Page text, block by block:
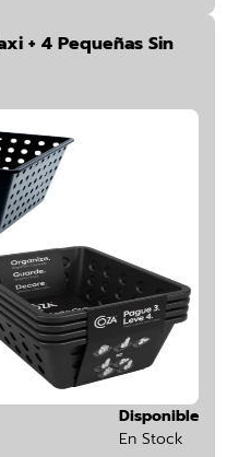
+ 4 Pequeñas Sin
Disponible
En Stock